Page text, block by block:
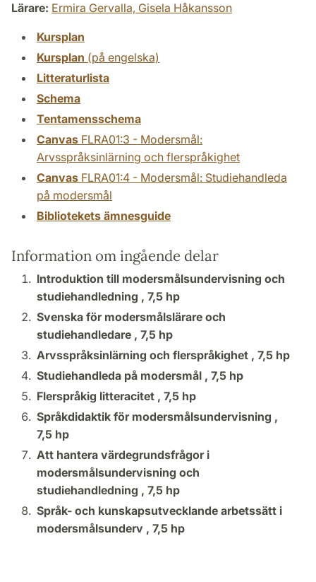
Lärare: Ermira Gervalla, Gisela Håkansson
Kursplan
Kursplan (på engelska)
Litteraturlista
Schema
Tentamensschema
Canvas FLRA01:3 - Modersmål:
Arvsspråksinlärning och flerspråkighet
Canvas FLRA01:4 - Modersmål: Studiehandleda
på modersmål
Bibliotekets ämnesguide
Information om ingående delar
Introduktion till modersmålsundervisning och
studiehandledning , 7,5 hp
Svenska för modersmålslärare och
studiehandledare , 7,5 hp
Arvsspråksinlärning och flerspråkighet , 7,5 hp
Studiehandleda på modersmål , 7,5 hp
Flerspråkig litteracitet , 7,5 hp
Språkdidaktik för modersmålsundervisning ,
7,5 hp
Att hantera värdegrundsfrågor i
modersmålsundervisning och
studiehandledning , 7,5 hp
Språk- och kunskapsutvecklande arbetssätt i
modersmålsunderv , 7,5 hp